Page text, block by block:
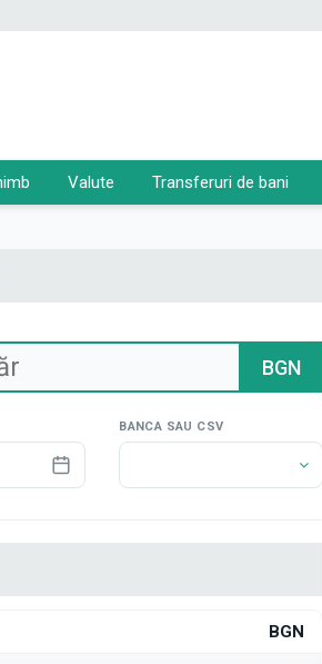
Valute Transferuri de bani
BGN
BANCA SAU CSV
BGN